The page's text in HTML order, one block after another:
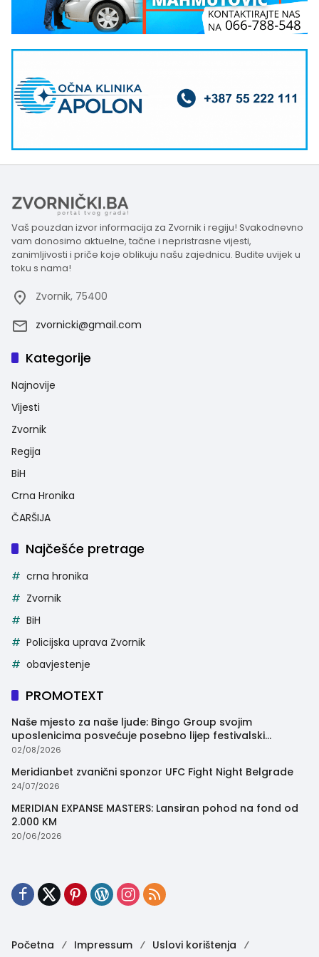
Vaš pouzdan izvor informacija za Zvornik i regiju! Svakodnevno
vam donosimo aktuelne, tačne i nepristrasne vijesti,
zanimljivosti i priče koje oblikuju našu zajednicu. Budite uvijek u
toku s nama!
Zvornik, 75400
zvornicki@gmail.com
Kategorije
Najnovije
Vijesti
Zvornik
Regija
BiH
Crna Hronika
ČARŠIJA
Najčešće pretrage
crna hronika
Zvornik
BiH
Policijska uprava Zvornik
obavjestenje
PROMOTEXT
Naše mjesto za naše ljude: Bingo Group svojim
uposlenicima posvećuje posebno lijep festivalski
trenutak
02/08/2026
Meridianbet zvanični sponzor UFC Fight Night Belgrade
24/07/2026
MERIDIAN EXPANSE MASTERS: Lansiran pohod na fond od
2.000 KM
20/06/2026
Početna Impressum
Uslovi korištenja